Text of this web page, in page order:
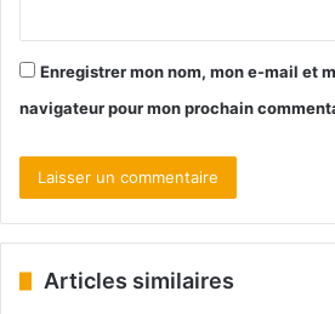
Enregistrer mon nom, mon e-mail et
navigateur pour mon prochain
Articles similaires